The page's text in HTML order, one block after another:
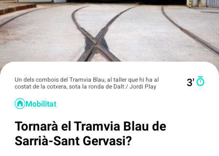
Un dels combois del Tramvia Blau, al taller que hi ha al
costat de la cotxera, sota la ronda de Dalt / Jordi Play
3′
Mobilitat
Tornarà el Tramvia Blau de
Sarrià-Sant Gervasi?